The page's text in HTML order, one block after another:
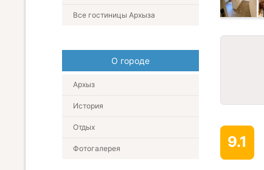
9.1
Все гостиницы Архыза
О городе
Архыз
История
Отдых
Фотогалерея